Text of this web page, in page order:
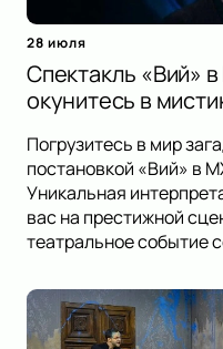
28 июля
Спектакль «Вий»
окунитесь в
Погрузитесь в мир
постановкой «Вий» в
Уникальная
вас на престижной
театральное событие